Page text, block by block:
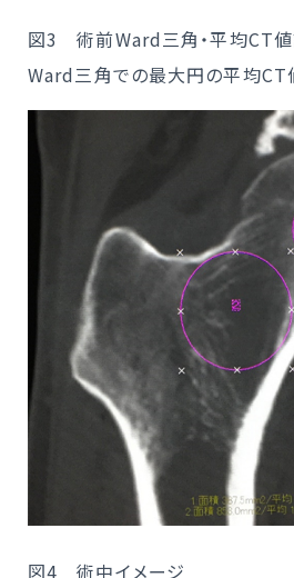
図3 術前Ward三角・平均CT
Ward三角での最大円の平均CT
図4 術中イメージ